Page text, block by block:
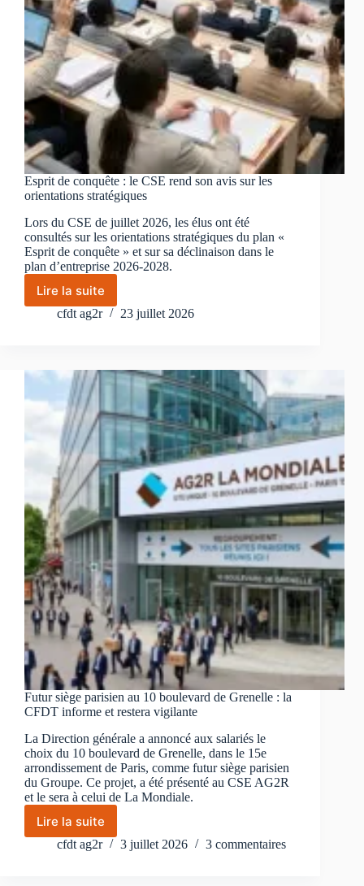
Esprit de conquête : le CSE rend son avis sur les
orientations stratégiques
Lors du CSE de juillet 2026, les élus ont été
consultés sur les orientations stratégiques du plan «
Esprit de conquête » et sur sa déclinaison dans le
plan d’entreprise 2026-2028.
Lire la suite
Esprit
de
CSE
rend
son
avis
sur
les
orientations
stratégiques
cfdt ag2r 23 juillet 2026
Futur siège parisien au 10 boulevard de Grenelle : la
CFDT informe et restera vigilante
La Direction générale a annoncé aux salariés le
choix du 10 boulevard de Grenelle, dans le 15e
arrondissement de Paris, comme futur siège parisien
du Groupe. Ce projet, a été présenté au CSE AG2R
et le sera à celui de La Mondiale.
Lire la suite
Futur
siège
cfdt ag2r 3 juillet 2026 3 commentaires